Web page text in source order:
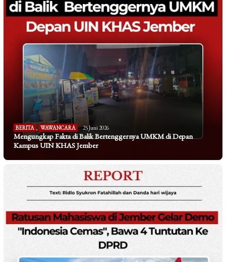
BERITA , WAWANCARA 25 Juni 2026
Mengungkap Fakta di Balik Bertenggernya UMKM di Depan
Kampus UIN KHAS Jember